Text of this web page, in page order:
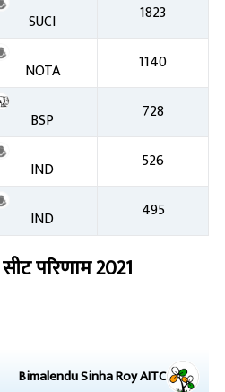
SUCI 1823
NOTA 1140
BSP 728
IND 526
IND 495
परिणाम2021
Bimalendu Sinha RoyAITC